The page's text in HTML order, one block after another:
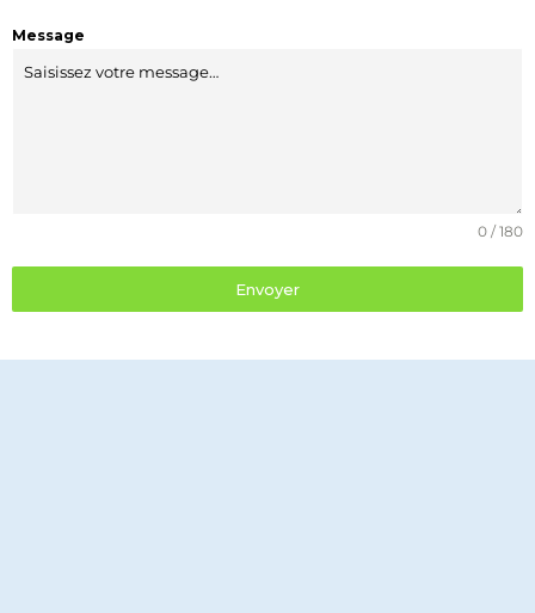
Message
0 / 180
Envoyer